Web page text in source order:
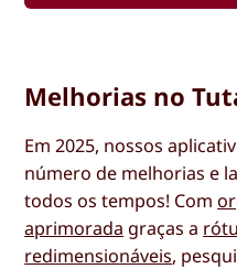
Melhorias no
Em 2025, nossos
número de melhorias e
todos os tempos! Com
aprimorada graças a
redimensionáveis,